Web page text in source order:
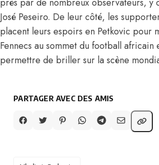
José Peseiro. De leur côté, les
placent leurs espoirs en Petkovic pour
Fennecs au sommet du football africain
permettre de briller sur la scène
PARTAGER AVEC DES AMIS
TAGS